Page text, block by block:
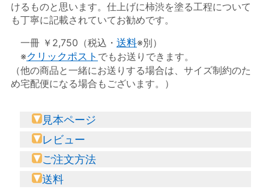
けるものと思います。仕上げに柿渋を塗る工程について
も丁寧に記載されていてお勧めです。
一冊 ￥2,750（税込・ 送料※別）
※クリックポスト でもお送りできます。
（他の商品と一緒にお送りする場合は、サイズ制約のた
め宅配便になる場合もございます。）
見本ページ
レビュー
ご注文方法
送料